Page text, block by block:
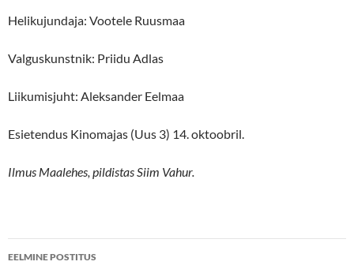
Helikujundaja: Vootele Ruusmaa
Valguskunstnik: Priidu Adlas
Liikumisjuht: Aleksander Eelmaa
Esietendus Kinomajas (Uus 3) 14. oktoobril.
Ilmus Maalehes, pildistas Siim Vahur.
Postituste
EELMINE POSTITUS